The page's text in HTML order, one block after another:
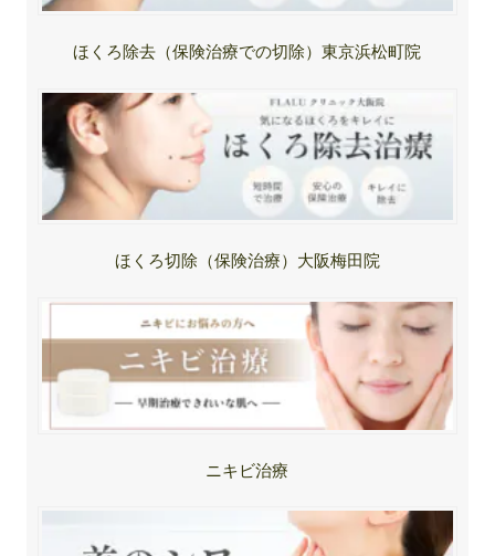
ほくろ除去（保険治療での切除）東京浜松町院
ほくろ切除（保険治療）大阪梅田院
ニキビ治療